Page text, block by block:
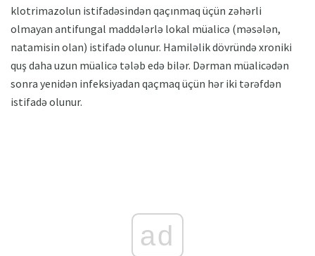
klotrimazolun istifadəsindən qaçınmaq üçün zəhərli
olmayan antifungal maddələrlə lokal müalicə (məsələn,
natamisin olan) istifadə olunur. Hamiləlik dövründə xroniki
quş daha uzun müalicə tələb edə bilər. Dərman müalicədən
sonra yenidən infeksiyadan qaçmaq üçün hər iki tərəfdən
istifadə olunur.
ad